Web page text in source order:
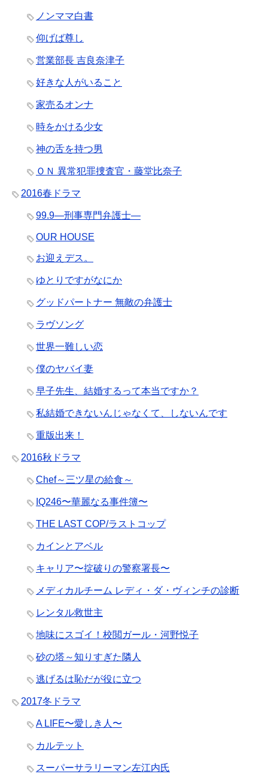
ノンママ白書
仰げば尊し
営業部長 吉良奈津子
好きな人がいること
家売るオンナ
時をかける少女
神の舌を持つ男
ＯＮ 異常犯罪捜査官・藤堂比奈子
2016春ドラマ
99.9―刑事専門弁護士―
OUR HOUSE
お迎えデス。
ゆとりですがなにか
グッドパートナー 無敵の弁護士
ラヴソング
世界一難しい恋
僕のヤバイ妻
早子先生、結婚するって本当ですか？
私結婚できないんじゃなくて、しないんです
重版出来！
2016秋ドラマ
Chef～三ツ星の給食～
IQ246〜華麗なる事件簿〜
THE LAST COP/ラストコップ
カインとアベル
キャリア〜掟破りの警察署長〜
メディカルチーム レディ・ダ・ヴィンチの診断
レンタル救世主
地味にスゴイ！校閲ガール・河野悦子
砂の塔～知りすぎた隣人
逃げるは恥だが役に立つ
2017冬ドラマ
A LIFE〜愛しき人〜
カルテット
スーパーサラリーマン左江内氏